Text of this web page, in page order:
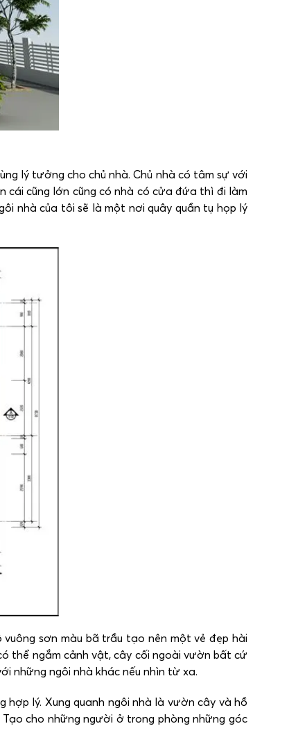
lý tưởng cho chủ nhà. Chủ nhà có tâm sự với
cái cũng lớn cũng có nhà có cửa đứa thì đi làm
nhà của tôi sẽ là một nơi quây quần tụ họp lý
sơn màu bã trầu tạo nên một vẻ đẹp hài
thể ngắm cảnh vật, cây cối ngoài vườn bất cứ
những ngôi nhà khác nếu nhìn từ xa.
hợp lý. Xung quanh ngôi nhà là vườn cây và hồ
cho những người ở trong phòng những góc